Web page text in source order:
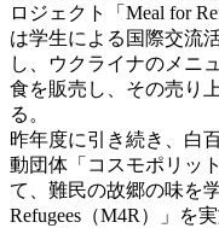
ロジェクト「Meal for
は学生による国際交流
し、ウクライナのメニ
食を販売し、その売り
る。
昨年度に引き続き、白
動団体「コスモポリッ
て、難民の故郷の味を
Refugees（M4R）」を実